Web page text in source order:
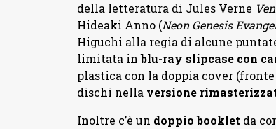
della letteratura di Jules Verne
Hideaki Anno (Neon Genesis
Higuchi alla regia di alcune
limitata inblu-ray slipcase con
plastica con la doppia cover
dischi nella versione
Inoltre c’è un doppio booklet da